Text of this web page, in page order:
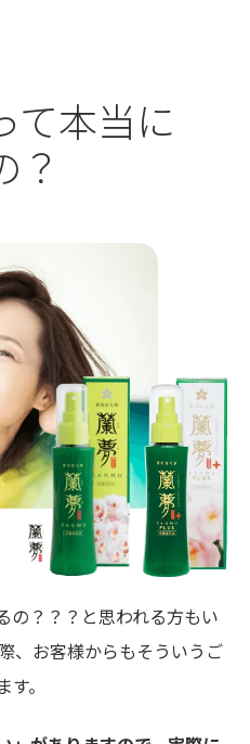
て本当に
？
の？？？と思われる方もい
、お客様からもそういうご
。